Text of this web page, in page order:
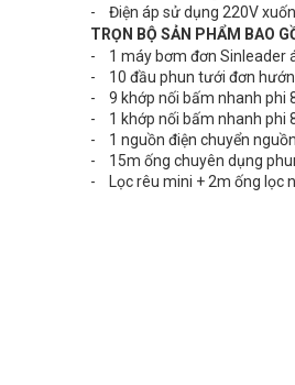
- Điện áp sử dụng 220V
TRỌN BỘ SẢN PHẨM BAO
- 1 máy bơm đơn Sinleader
- 10 đầu phun tưới đơn
- 9 khớp nối bấm nhanh phi
- 1 khớp nối bấm nhanh phi
- 1 nguồn điện chuyển
- 15m ống chuyên dụng
- Lọc rêu mini + 2m ống lọc